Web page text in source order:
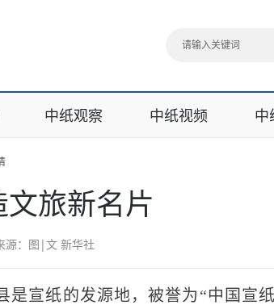
中纸观察 中纸视频 中
旅新名片
：图|文 新华社
是宣纸的发源地，被誉为“中国宣